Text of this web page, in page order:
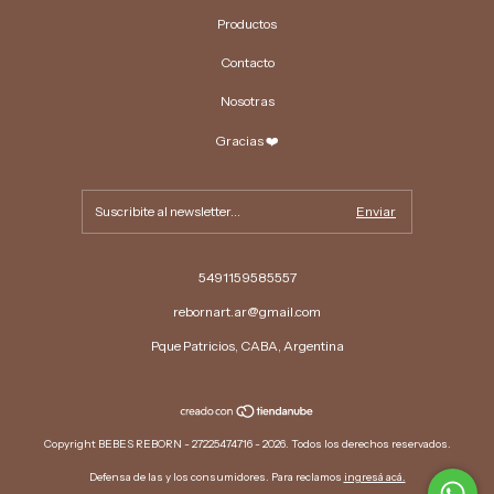
Productos
Contacto
Nosotras
Gracias ❤️
5491159585557
rebornart.ar@gmail.com
Pque Patricios, CABA, Argentina
Copyright BEBES REBORN - 27225474716 - 2026. Todos los derechos reservados.
Defensa de las y los consumidores. Para reclamos ingresá acá.